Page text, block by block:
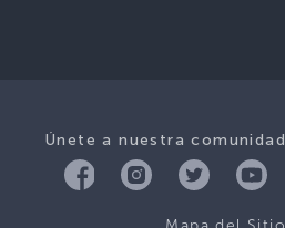
Únete a nuestra comunidad